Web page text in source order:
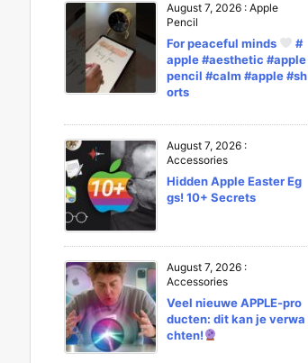
August 7, 2026 : Apple
Pencil
For peaceful minds
#
apple #aesthetic #apple
pencil #calm #apple #sh
orts
August 7, 2026 :
Accessories
Hidden Apple Easter Eg
gs! 10+ Secrets
August 7, 2026 :
Accessories
Veel nieuwe APPLE-pro
ducten: dit kan je verwa
chten!